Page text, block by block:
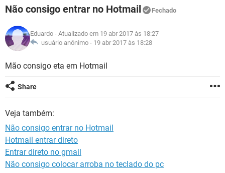
INSTAGRAM GMAIL
GUIA DE COMPRAS
INSTAGRAM GMAIL
GUIA DE COMPRAS
JOGOS WHATSAPP
CELULAR
OUTLOOK EXCEL
INSTAGRAM
JOGOS WHATSAPP
CELULAR
OUTLOOK
INSTAGRAM
GLOSSÁRIO
JOGOS
INSTAGRAM
GUIA DE COMPRAS
Não consigo entrar no Hotmail Fechado
Eduardo - Atualizado em 19 abr 2017 às 18:27
usuário anônimo - 19 abr 2017 às 18:28
Mão consigo eta em Hotmail
Share
Veja também:
Não consigo entrar no Hotmail
Hotmail entrar direto
Entrar direto no gmail
Não consigo colocar arroba no teclado do pc